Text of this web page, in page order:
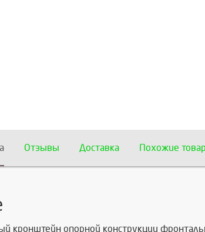
Отзывы Доставка Похожие
кронштейн опорной конструкции